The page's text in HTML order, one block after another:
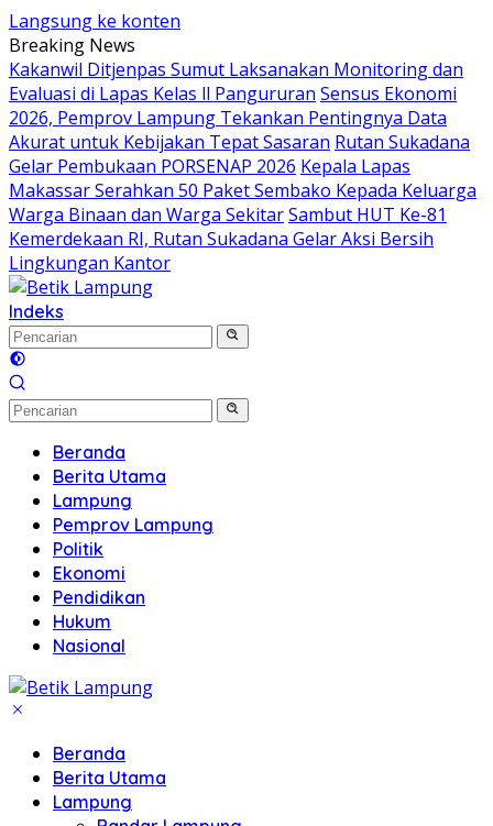
Langsung ke konten
Breaking News
Kakanwil Ditjenpas Sumut Laksanakan Monitoring dan
Evaluasi di Lapas Kelas ll Pangururan Sensus Ekonomi
2026, Pemprov Lampung Tekankan Pentingnya Data
Akurat untuk Kebijakan Tepat Sasaran Rutan Sukadana
Gelar Pembukaan PORSENAP 2026 Kepala Lapas
Makassar Serahkan 50 Paket Sembako Kepada Keluarga
Warga Binaan dan Warga SekitarSambut HUT Ke-81
Kemerdekaan RI, Rutan Sukadana Gelar Aksi Bersih
Lingkungan Kantor
Indeks
Beranda
Berita Utama
Lampung
Pemprov Lampung
Politik
Ekonomi
Pendidikan
Hukum
Nasional
Beranda
Berita Utama
Lampung